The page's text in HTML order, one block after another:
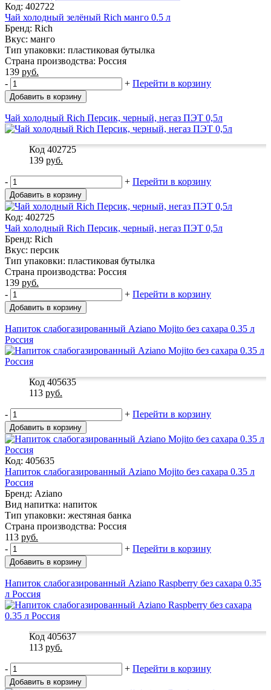
Код: 402722
Чай холодный зелёный Rich манго 0.5 л
Бренд: Rich
Вкус: манго
Тип упаковки: пластиковая бутылка
Страна производства: Россия
139 руб.
-
+ Перейти в корзину
Добавить в корзину
Чай холодный Riсh Персик, черный, негаз ПЭТ 0,5л
Код 402725
139 руб.
- + Перейти в корзину
Добавить в корзину
Код: 402725
Чай холодный Riсh Персик, черный, негаз ПЭТ 0,5л
Бренд: Rich
Вкус: персик
Тип упаковки: пластиковая бутылка
Страна производства: Россия
139 руб.
-
+ Перейти в корзину
Добавить в корзину
Напиток слабогазированный Aziano Mojito без сахара 0.35 л
Россия
Код 405635
113 руб.
- + Перейти в корзину
Добавить в корзину
Код: 405635
Напиток слабогазированный Aziano Mojito без сахара 0.35 л
Россия
Бренд: Aziano
Вид напитка: напиток
Тип упаковки: жестяная банка
Страна производства: Россия
113 руб.
-
+ Перейти в корзину
Добавить в корзину
Напиток слабогазированный Aziano Raspberry без сахара 0.35
л Россия
Код 405637
113 руб.
- + Перейти в корзину
Добавить в корзину